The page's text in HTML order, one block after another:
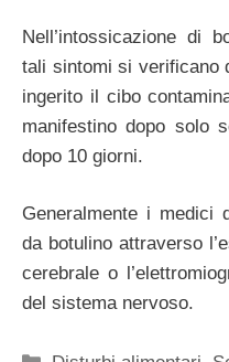
Nell’intossicazione di
tali sintomi si verificano
ingerito il cibo
manifestino dopo solo
dopo 10 giorni.
Generalmente i medici
da botulino attraverso
cerebrale o
del sistema nervoso.